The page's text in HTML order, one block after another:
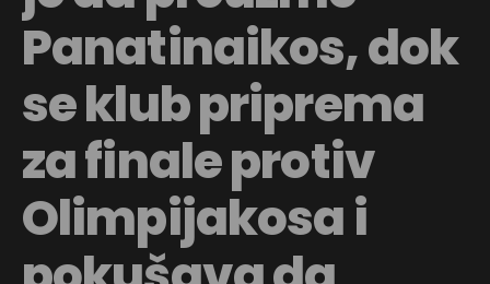
Panatinaikos, dok
se klub priprema
za finale protiv
Olimpijakosa i